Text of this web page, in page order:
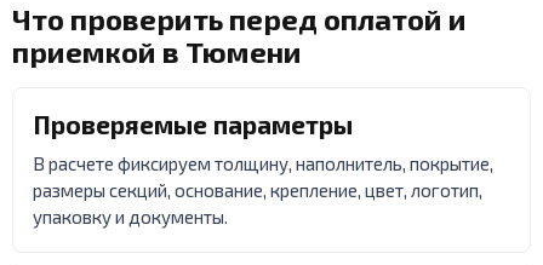
Что проверить перед оплатой и
приемкой в Тюмени
Проверяемые параметры
В расчете фиксируем толщину, наполнитель, покрытие,
размеры секций, основание, крепление, цвет, логотип,
упаковку и документы.